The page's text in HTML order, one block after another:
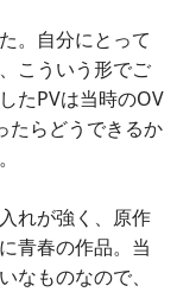
。自分にとって
こういう形でご
たPVは当時のOV
たらどうできるか
れが強く、原作
青春の作品。当
なものなので、